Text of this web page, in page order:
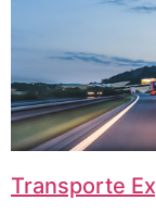
Transporte